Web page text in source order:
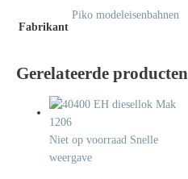
Fabrikant
Piko modeleisenbahnen
Gerelateerde producten
Niet op voorraad Snelle
weergave